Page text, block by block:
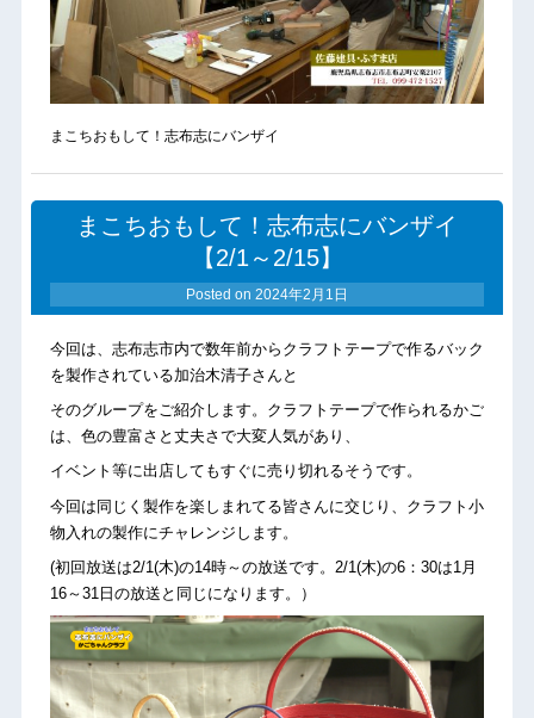
まこちおもして！志布志にバンザイ
まこちおもして！志布志にバンザイ
【2/1～2/15】
Posted on 2024年2月1日
今回は、志布志市内で数年前からクラフトテープで作るバック
を製作されている加治木清子さんと
そのグループをご紹介します。クラフトテープで作られるかご
は、色の豊富さと丈夫さで大変人気があり、
イベント等に出店してもすぐに売り切れるそうです。
今回は同じく製作を楽しまれてる皆さんに交じり、クラフト小
物入れの製作にチャレンジします。
(初回放送は2/1(木)の14時～の放送です。2/1(木)の6：30は1月
16～31日の放送と同じになります。）